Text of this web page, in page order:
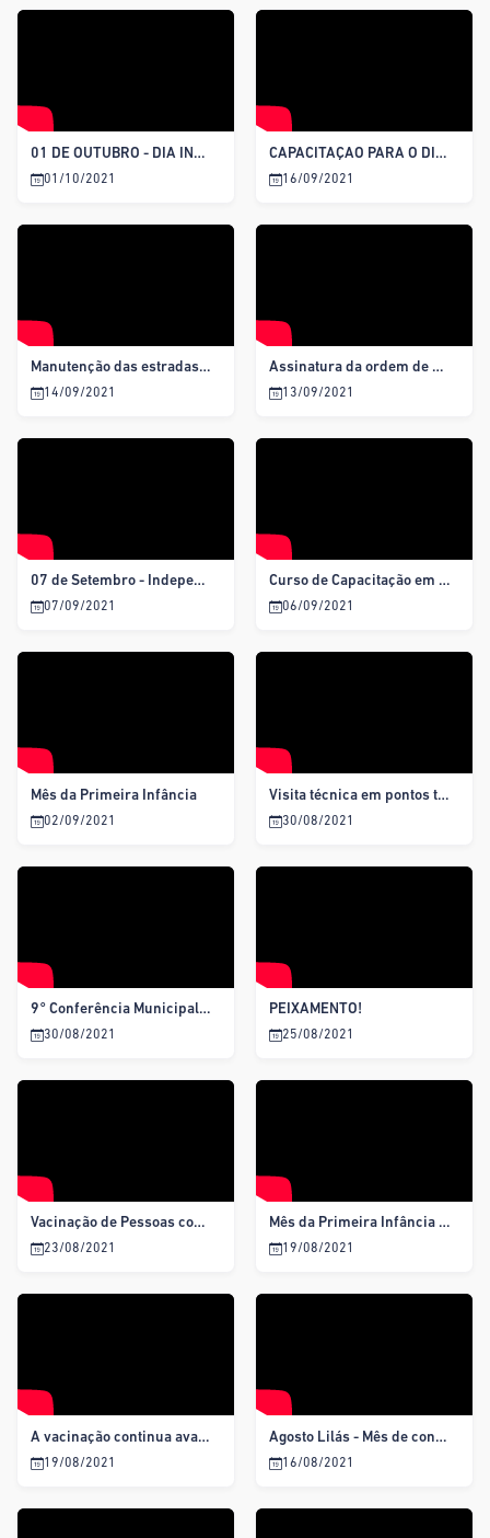
01 DE OUTUBRO - DIA INTERNACIONAL DA PESSOA IDOSA
01/10/2021
CAPACITAÇÃO PARA O DIAGNÓSTICO PRECOCE AO CÂNCER INFANTO-JUVENIL
16/09/2021
Manutenção das estradas vicinais
14/09/2021
Assinatura da ordem de serviço para revestimento primário da Rodovia SE-175
13/09/2021
07 de Setembro - Independência do Brasil
07/09/2021
Curso de Capacitação em Inseminação Artificial para os agricultores do município
06/09/2021
Mês da Primeira Infância
02/09/2021
Visita técnica em pontos turísticos do nosso município.
30/08/2021
9° Conferência Municipal de Assistência Social de Gararu
30/08/2021
PEIXAMENTO!
25/08/2021
Vacinação de Pessoas com 18 anos ou mais no Pov. São Mateus
23/08/2021
Mês da Primeira Infância Programa Criança Feliz
19/08/2021
A vacinação continua avançando em Gararu.
19/08/2021
Agosto Lilás - Mês de conscientização e enfrentamento à violência contra a mulher
16/08/2021